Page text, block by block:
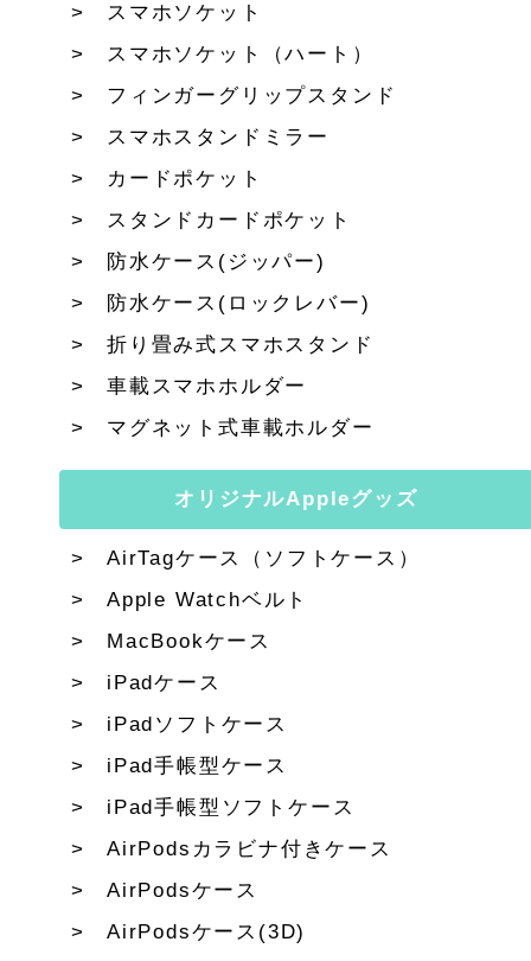
スマホソケット
スマホソケット（ハート）
フィンガーグリップスタンド
スマホスタンドミラー
カードポケット
スタンドカードポケット
防水ケース(ジッパー)
防水ケース(ロックレバー)
折り畳み式スマホスタンド
車載スマホホルダー
マグネット式車載ホルダー
オリジナルAppleグッズ
AirTagケース（ソフトケース）
Apple Watchベルト
MacBookケース
iPadケース
iPadソフトケース
iPad手帳型ケース
iPad手帳型ソフトケース
AirPodsカラビナ付きケース
AirPodsケース
AirPodsケース(3D)